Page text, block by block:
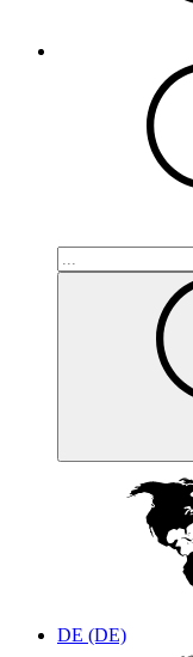
DE (DE)